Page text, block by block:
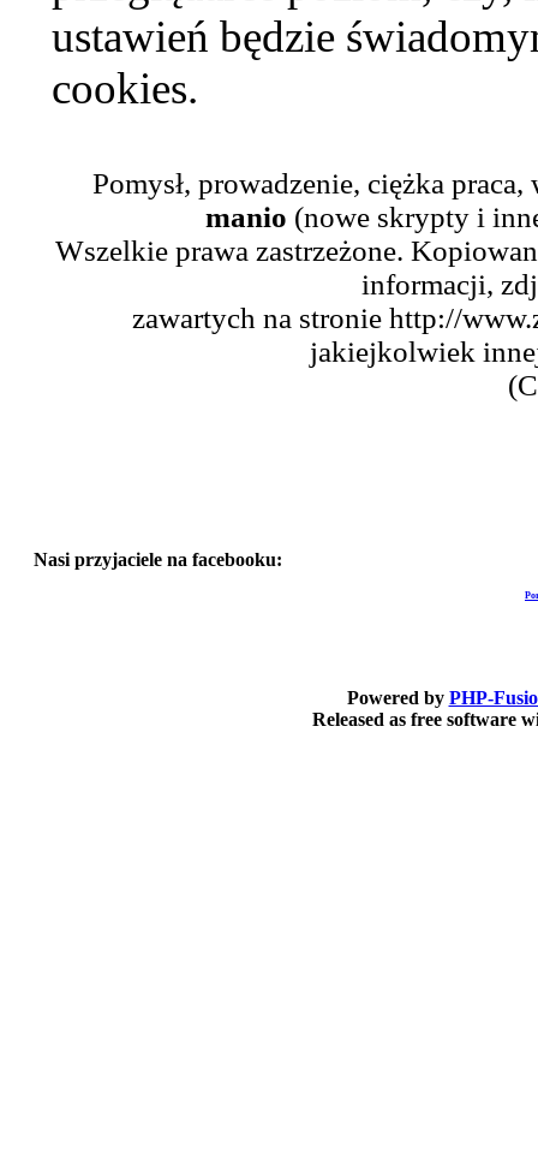
ustawień będzie
cookies.
Pomysł, prowadzenie, ciężka
manio (nowe skrypty i
Wszelkie prawa zastrzeżone.
informacji,
zawartych na stronie http://
jakiejkolwiek
Nasi przyjaciele na facebooku:
Powered by PHP-
Released as free software